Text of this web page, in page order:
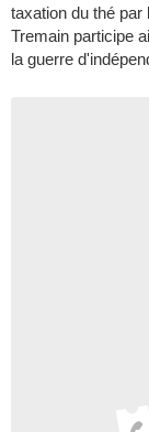
taxation du thé
Tremain participe
la guerre